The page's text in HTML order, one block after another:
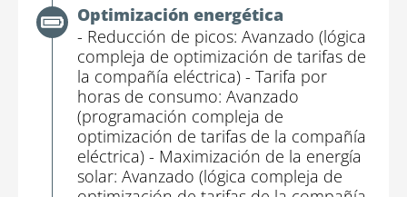
Optimización energética
- Reducción de picos: Avanzado (lógica
compleja de optimización de tarifas de
la compañía eléctrica) - Tarifa por
horas de consumo: Avanzado
(programación compleja de
optimización de tarifas de la compañía
eléctrica) - Maximización de la energía
solar: Avanzado (lógica compleja de